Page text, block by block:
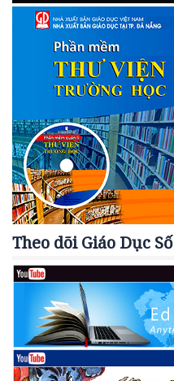
Theo dõi Giáo Dục Số